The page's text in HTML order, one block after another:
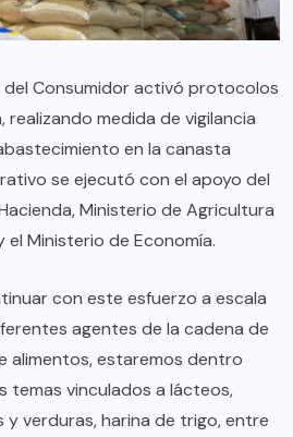
del Consumidor activó protocolos
realizando medida de vigilancia
en la canasta
se ejecutó con el apoyo del
Ministerio de Agricultura
el Ministerio de Economía.
con este esfuerzo a escala
agentes de la cadena de
alimentos, estaremos dentro
temas vinculados a lácteos,
y verduras, harina de trigo, entre